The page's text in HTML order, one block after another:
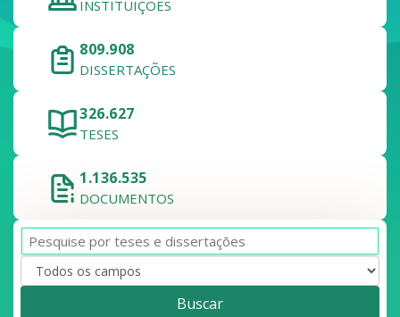
INSTITUIÇÕES
809.908
DISSERTAÇÕES
326.627
TESES
1.136.535
DOCUMENTOS
Buscar